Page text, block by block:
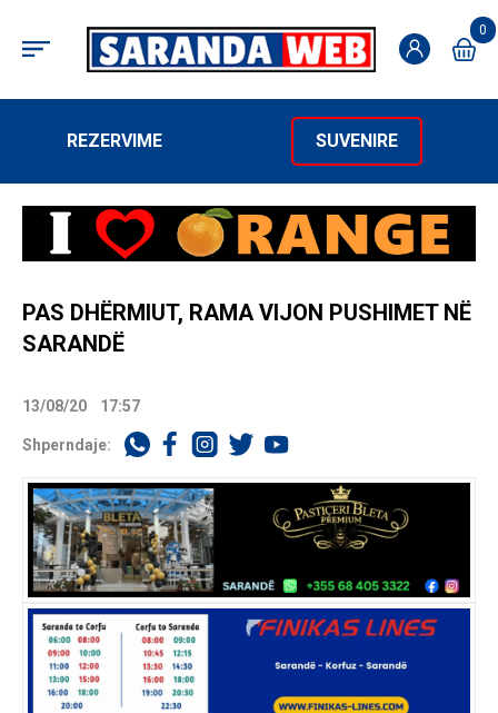
0
REZERVIME SUVENIRE
PAS DHËRMIUT, RAMA VIJON PUSHIMET NË
SARANDË
13/08/20 17:57
Shperndaje: